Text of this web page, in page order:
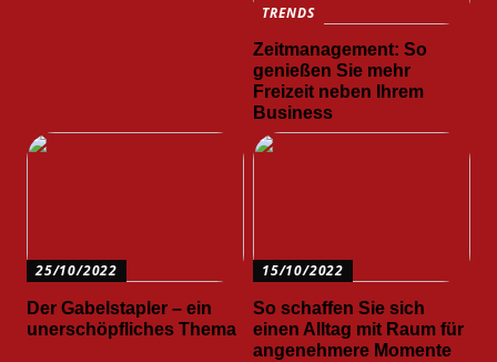
TRENDS
Zeitmanagement: So
genießen Sie mehr
Freizeit neben Ihrem
Business
25/10/2022
Der Gabelstapler – ein
unerschöpfliches Thema
15/10/2022
So schaffen Sie sich
einen Alltag mit Raum für
angenehmere Momente